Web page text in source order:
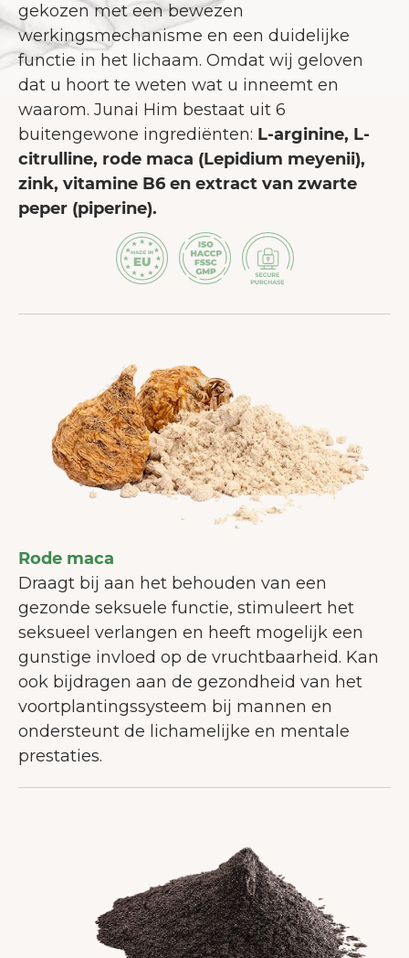
gekozen met een bewezen
werkingsmechanisme en een duidelijke
functie in het lichaam. Omdat wij geloven
dat u hoort te weten wat u inneemt en
waarom. Junai Him bestaat uit 6
buitengewone ingrediënten: L-arginine, L-
citrulline, rode maca (Lepidium meyenii),
zink, vitamine B6 en extract van zwarte
peper (piperine).
Rode maca
Draagt bij aan het behouden van een
gezonde seksuele functie, stimuleert het
seksueel verlangen en heeft mogelijk een
gunstige invloed op de vruchtbaarheid. Kan
ook bijdragen aan de gezondheid van het
voortplantingssysteem bij mannen en
ondersteunt de lichamelijke en mentale
prestaties.